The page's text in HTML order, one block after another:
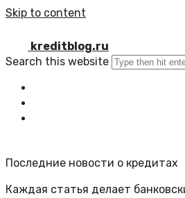
Skip to content
kreditblog.ru
Search this website
Последние новости о кредитах
Каждая статья делает